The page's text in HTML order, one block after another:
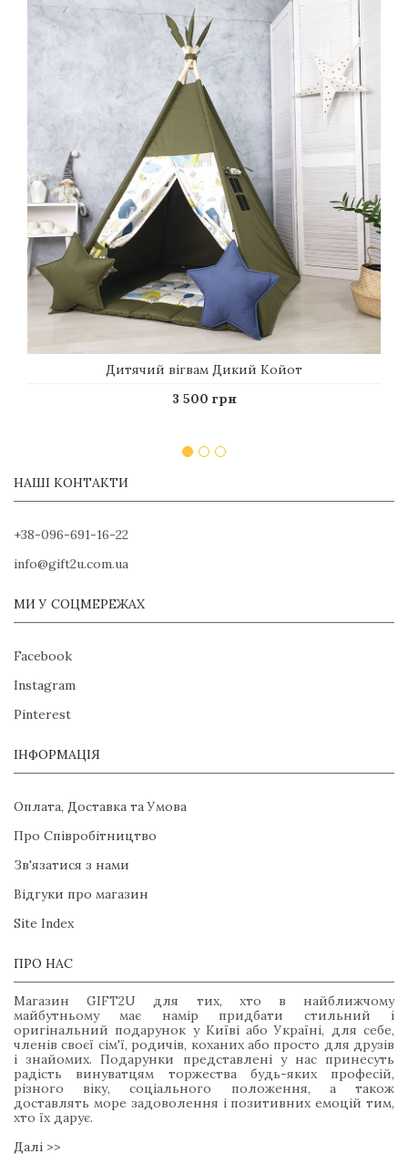
Дитячий вігвам Дикий Койот
3 500 грн
НАШІ КОНТАКТИ
+38-096-691-16-22
info@gift2u.com.ua
МИ У СОЦМЕРЕЖАХ
Facebook
Instagram
Pinterest
ІНФОРМАЦІЯ
Оплата, Доставка та Умова
Про Співробітництво
Зв'язатися з нами
Відгуки про магазин
Site Index
ПРО НАС
Магазин GIFT2U для тих, хто в найближчому
майбутньому має намір придбати стильний і
оригінальний подарунок у Київі або Україні, для себе,
членів своєї сім'ї, родичів, коханих або просто для друзів
і знайомих. Подарунки представлені у нас принесуть
радість винуватцям торжества будь-яких професій,
різного віку, соціального положення, а також
доставлять море задоволення і позитивних емоцій тим,
хто їх дарує.
Далі >>